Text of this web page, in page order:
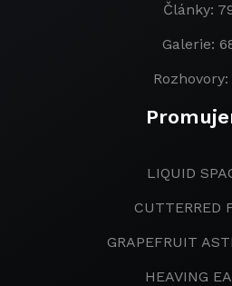
Články:
Galerie:
Rozhovory:
LIQUID
CUTTERRED
GRAPEFRUIT
HEAVING